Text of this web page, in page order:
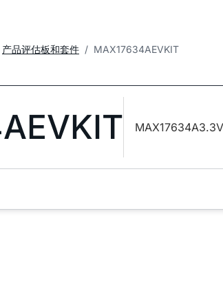
产品评估板和套件 MAX17634AEVKIT